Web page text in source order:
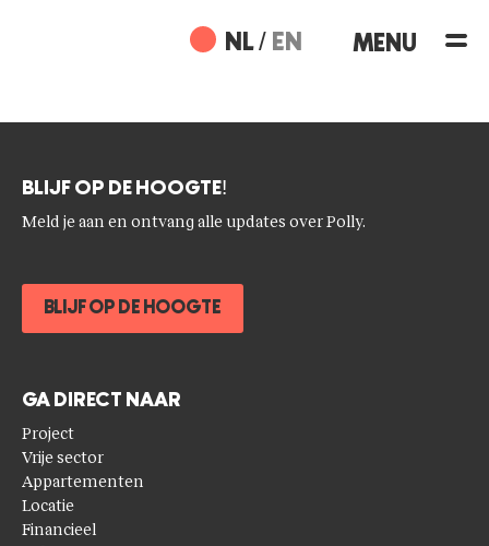
NL EN
BLIJF OP DE HOOGTE!
Meld je aan en ontvang alle updates over Polly.
BLIJF OP DE HOOGTE
GA DIRECT NAAR
Project
Vrije sector
Appartementen
Locatie
Financieel